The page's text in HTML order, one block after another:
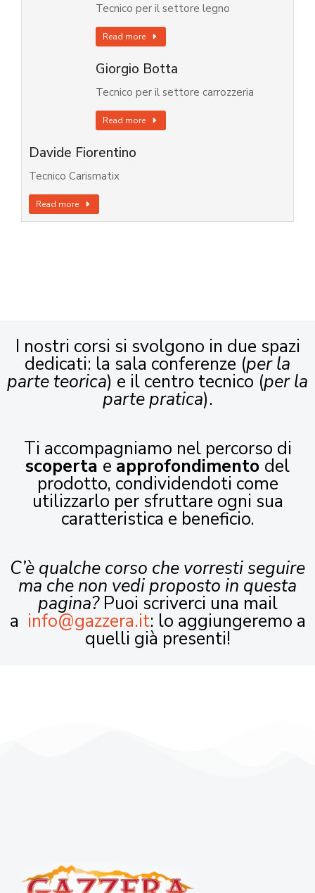
Tecnico per il settore legno
Read more
Giorgio Botta
Tecnico per il settore carrozzeria
Read more
Davide Fiorentino
Tecnico Carismatix
Read more
I nostri corsi si svolgono in due spazi
dedicati: la sala conferenze (per la
parte teorica) e il centro tecnico (per la
parte pratica).
Ti accompagniamo nel percorso di
scoperta e approfondimento del
prodotto, condividendoti come
utilizzarlo per sfruttare ogni sua
caratteristica e beneficio.
C’è qualche corso che vorresti seguire
ma che non vedi proposto in questa
pagina?Puoi scriverci una mail
a info@gazzera.it: lo aggiungeremo a
quelli già presenti!